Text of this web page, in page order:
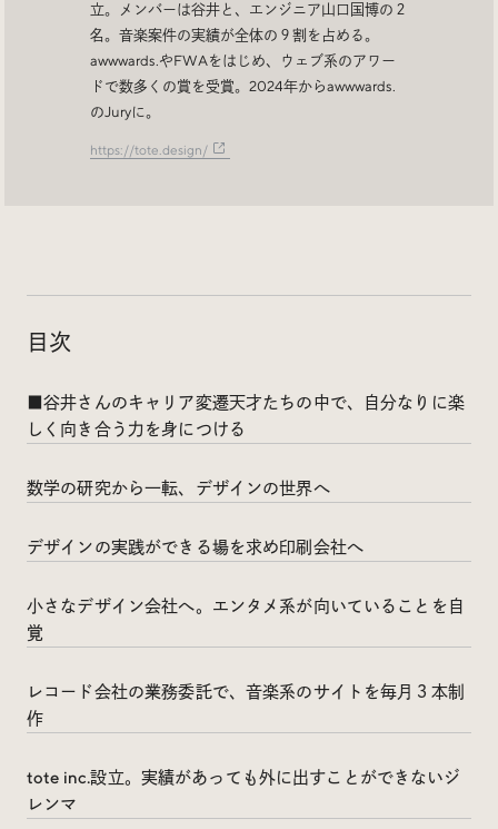
#シェアオフィス #グローバル
Project byFOURDIGIT,SHIFTBRAIN
Privacy Policy
立。メンバーは谷井と、エンジニア山口国博の２
名。音楽案件の実績が全体の９割を占める。
awwwards.やFWAをはじめ、ウェブ系のアワー
ドで数多くの賞を受賞。2024年からawwwards.
のJuryに。
https://tote.design/
目次
■谷井さんのキャリア変遷天才たちの中で、自分なりに楽
しく向き合う力を身につける
数学の研究から一転、デザインの世界へ
デザインの実践ができる場を求め印刷会社へ
小さなデザイン会社へ。エンタメ系が向いていることを自
覚
レコード会社の業務委託で、音楽系のサイトを毎月３本制
作
tote inc.設立。実績があっても外に出すことができないジ
レンマ